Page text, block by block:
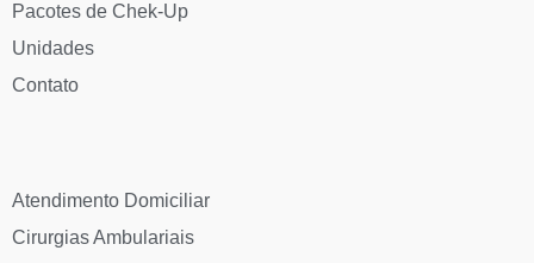
Pacotes de Chek-Up
Unidades
Contato
Atendimento Domiciliar
Cirurgias Ambulariais